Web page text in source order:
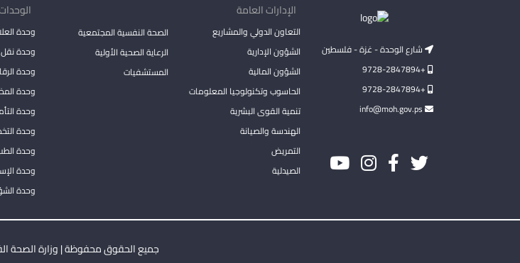
شارع الوحدة - غزة - فلسطين
+9728-2847894
+9728-2847894
الإدارات العامة
التعاون الدولي والمشاريع
الشؤون الإدارية
الشؤون المالية
الحاسوب وتكنولوجيا المعلومات
تنمية القوى البشرية
الهندسة والصيانة
التمريض
الصيدلية
الصحة النفسية المجتمعية
الرعاية الصحية الأولية
المستشفيات
وحدة
وحدة نقل
وحدة
وحدة
وحدة
وحدة
وحدة
وحدة
وحدة
جميع الحقوق محفوظة | وزارة الصحة